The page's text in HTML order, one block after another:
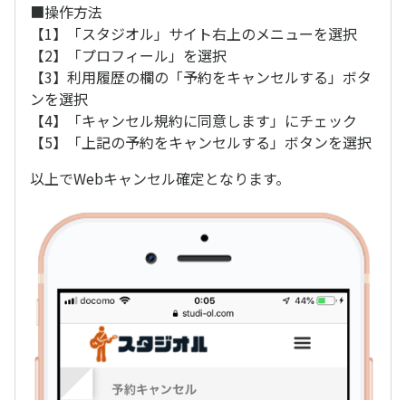
■操作方法
【1】「スタジオル」サイト右上のメニューを選択
【2】「プロフィール」を選択
【3】利用履歴の欄の「予約をキャンセルする」ボタ
ンを選択
【4】「キャンセル規約に同意します」にチェック
【5】「上記の予約をキャンセルする」ボタンを選択
以上でWebキャンセル確定となります。